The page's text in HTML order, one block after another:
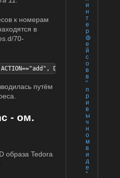
и
н
т
е
р
ф
е
й
с
о
в
в
"
п
р
и
в
ы
ч
н
о
м
в
и
д
е
"
к номерам
в
70-
ACTION=="add", DRIVERS=="?*",
путём
- ом.
образа Tedora